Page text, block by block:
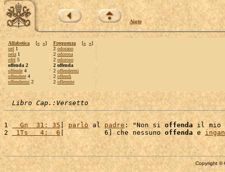
Aiuto
Alfabetica [« »]
oel 1
oela 1
ofel 5
offenda 2
offende 4
offendere 4
offendermi 2
Frequenza [« »]
2 odorano
2 odorosa
2 odoroso
2 offenda
2 offendermi
2 offendi
2 offerente
Libro Cap.:Versetto
1
  Gn  31: 35
| parlò al padre: "Non si offenda il mio
2
1Ts   4:  6 |          6] che nessuno offenda e
Copyright ©